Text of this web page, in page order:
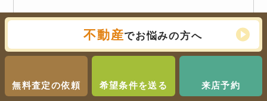
不動産でお悩みの方へ
無料査定の依頼 希望条件を送る 来店予約